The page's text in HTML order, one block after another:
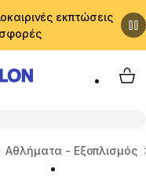
εκπτώσεις
My
Αθλήματα - Εξοπλισμός